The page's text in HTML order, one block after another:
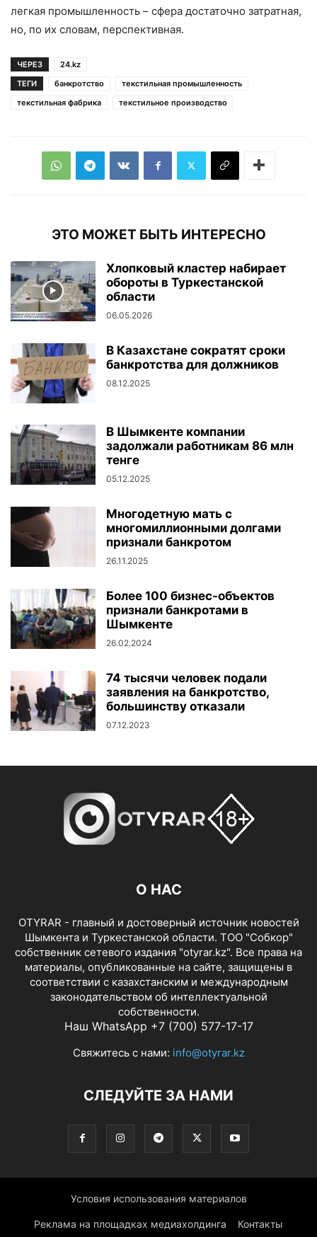
легкая промышленность – сфера достаточно затратная,
но, по их словам, перспективная.
ЧЕРЕЗ
24.kz
ТЕГИ
банкротство
текстильная промышленность
текстильная фабрика
текстильное производство
ЭТО МОЖЕТ БЫТЬ ИНТЕРЕСНО
Хлопковый кластер набирает
обороты в Туркестанской
области
06.05.2026
В Казахстане сократят сроки
банкротства для должников
08.12.2025
В Шымкенте компании
задолжали работникам 86 млн
тенге
05.12.2025
Многодетную мать с
многомиллионными долгами
признали банкротом
26.11.2025
Более 100 бизнес-объектов
признали банкротами в
Шымкенте
26.02.2024
74 тысячи человек подали
заявления на банкротство,
большинству отказали
07.12.2023
О НАС
OTYRAR - главный и достоверный источник новостей
Шымкента и Туркестанской области. ТОО "Собкор"
собственник сетевого издания "otyrar.kz". Все права на
материалы, опубликованные на сайте, защищены в
соответствии с казахстанским и международным
законодательством об интеллектуальной
собственности.
Наш WhatsApp +7 (700) 577-17-17
Свяжитесь с нами: info@otyrar.kz
СЛЕДУЙТЕ ЗА НАМИ
Условия использования материалов
Реклама на площадках медиахолдинга Контакты